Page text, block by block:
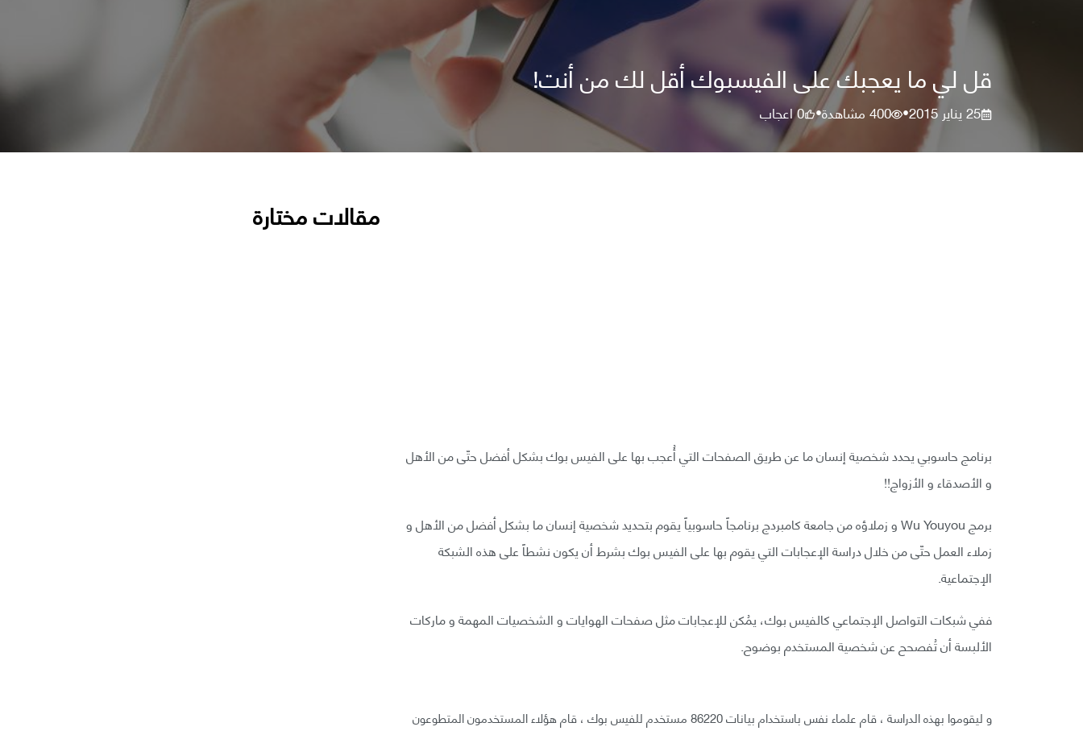
قل لي ما يعجبك على الفيسبوك أقل لك من أنت!
25 يناير 2015 •
400مشاهدة•
0اعجاب
برنامج حاسوبي يحدد شخصية إنسان ما عن طريق الصفحات التي أُعجب بها على الفيس بوك بشكل أفضل حتّى من الأهل
و الأصدقاء و الأزواج!!
برمج Wu Youyou و زملاؤه من جامعة كامبردج برنامجاً حاسوبياً يقوم بتحديد شخصية إنسان ما بشكل أفضل من الأهل و
زملاء العمل حتّى من خلال دراسة الإعجابات التي يقوم بها على الفيس بوك بشرط أن يكون نشطاً على هذه الشبكة
الإجتماعية.
ففي شبكات التواصل الإجتماعي كالفيس بوك، يمُكن للإعجابات مثل صفحات الهوايات و الشخصيات المهمة و ماركات
الألبسة أن تُفصحح عن شخصية المستخدم بوضوح.
و ليقوموا بهذه الدراسة ، قام علماء نفس باستخدام بيانات 86220 مستخدم للفيس بوك ، قام هؤلاء المستخدمون المتطوعون
مقالات مختارة